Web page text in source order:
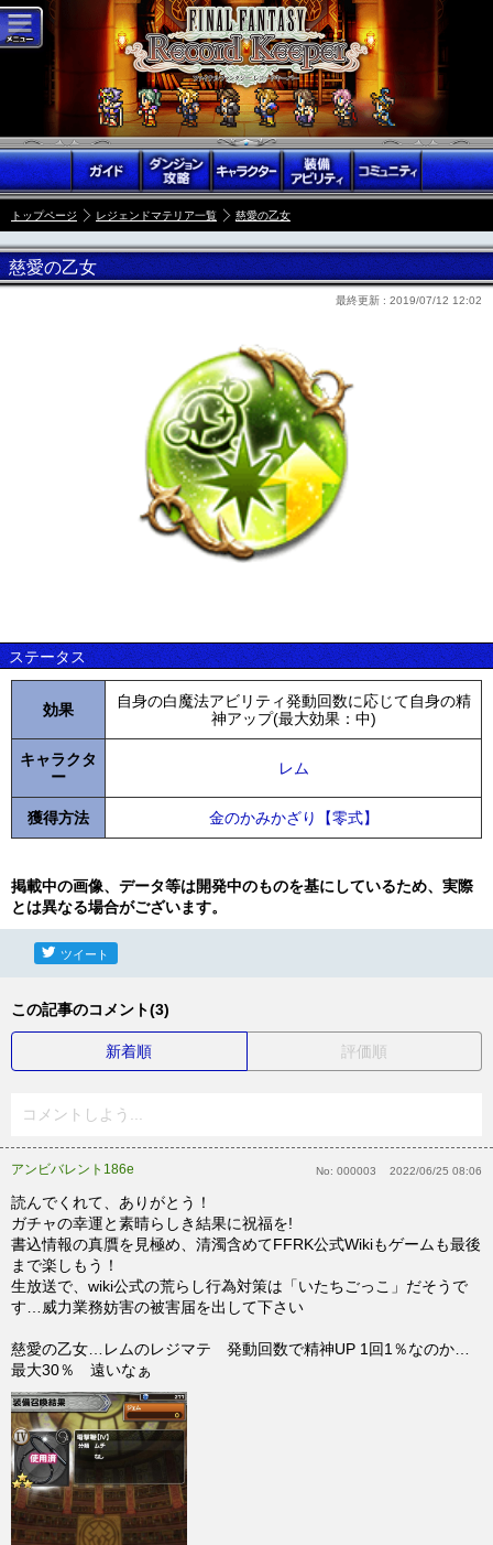
トップページ レジェンドマテリア一覧 慈愛の乙女
慈愛の乙女
最終更新 : 2019/07/12 12:02
ステータス
効果
自身の白魔法アビリティ発動回数に応じて自身の精
神アップ(最大効果：中)
キャラクタ
ー
レム
獲得方法 金のかみかざり【零式】
掲載中の画像、データ等は開発中のものを基にしているため、実際
とは異なる場合がございます。
ツイート
この記事のコメント(3)
新着順 評価順
コメントしよう...
アンビバレント186e No: 000003 2022/06/25 08:06
読んでくれて、ありがとう！
ガチャの幸運と素晴らしき結果に祝福を!
書込情報の真贋を見極め、清濁含めてFFRK公式Wikiもゲームも最後
まで楽しもう！
生放送で、wiki公式の荒らし行為対策は「いたちごっこ」だそうで
す…威力業務妨害の被害届を出して下さい
慈愛の乙女…レムのレジマテ 発動回数で精神UP 1回1％なのか…
最大30％ 遠いなぁ